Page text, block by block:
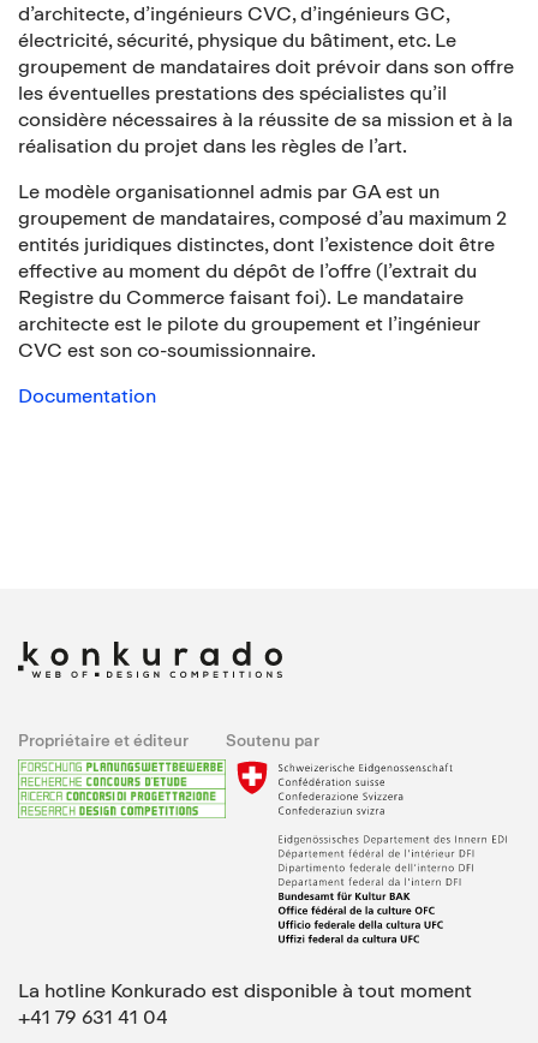
d’architecte, d’ingénieurs CVC, d’ingénieurs GC,
électricité, sécurité, physique du bâtiment, etc. Le
groupement de mandataires doit prévoir dans son offre
les éventuelles prestations des spécialistes qu’il
considère nécessaires à la réussite de sa mission et à la
réalisation du projet dans les règles de l’art.
Le modèle organisationnel admis par GA est un
groupement de mandataires, composé d’au maximum 2
entités juridiques distinctes, dont l’existence doit être
effective au moment du dépôt de l’offre (l’extrait du
Registre du Commerce faisant foi). Le mandataire
architecte est le pilote du groupement et l’ingénieur
CVC est son co-soumissionnaire.
Documentation
Propriétaire et éditeur Soutenu par
La hotline Konkurado est disponible à tout moment
+41 79 631 41 04